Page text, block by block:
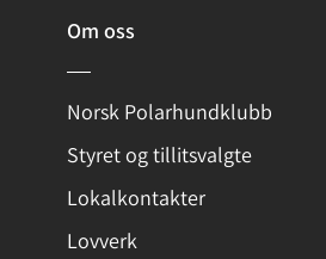
Om oss
Norsk Polarhundklubb
Styret og tillitsvalgte
Lokalkontakter
Lovverk